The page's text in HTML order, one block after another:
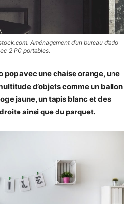
Aménagement d’un bureau d’ado
2 PC portables.
pop avec une chaise orange, une
d’objets comme un ballon
jaune, un tapis blanc et des
ainsi que du parquet.